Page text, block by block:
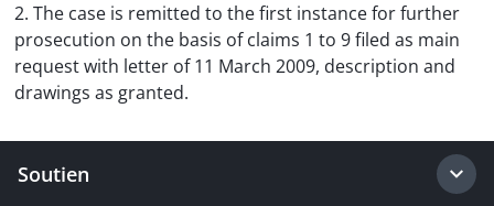
2. The case is remitted to the first instance for further
prosecution on the basis of claims 1 to 9 filed as main
request with letter of 11 March 2009, description and
drawings as granted.
Soutien